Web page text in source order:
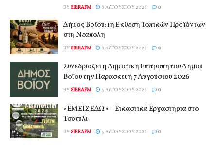
BY SIERAFM 6 ΑΥΓΟΎΣΤΟΥ 2026 0
Δήμος Βοΐου: 1η Έκθεση Τοπικών Προϊόντων
στη Νεάπολη
BY SIERAFM 6 ΑΥΓΟΎΣΤΟΥ 2026 0
Συνεδριάζει η Δημοτική Επιτροπή του Δήμου
Βοΐου την Παρασκευή 7 Αυγούστου 2026
BY SIERAFM 3 ΑΥΓΟΎΣΤΟΥ 2026 0
«ΕΜΕΙΣ ΕΔΩ» – Εικαστικά Εργαστήρια στο
Τσοτύλι
BY SIERAFM 3 ΑΥΓΟΎΣΤΟΥ 2026 0